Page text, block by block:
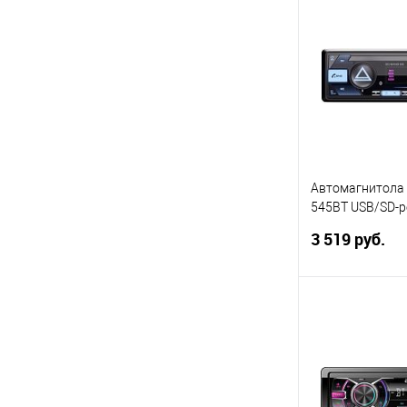
В избранное
Автомагнитола
545BT USB/SD-
3 519 руб.
В избранное